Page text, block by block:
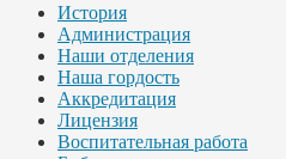
История
Администрация
Наши отделения
Наша гордость
Аккредитация
Лицензия
Воспитательная работа